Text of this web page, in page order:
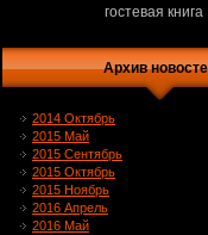
гостевая книга
Архив
2014 Октябрь
2015 Май
2015 Сентябрь
2015 Октябрь
2015 Ноябрь
2016 Апрель
2016 Май